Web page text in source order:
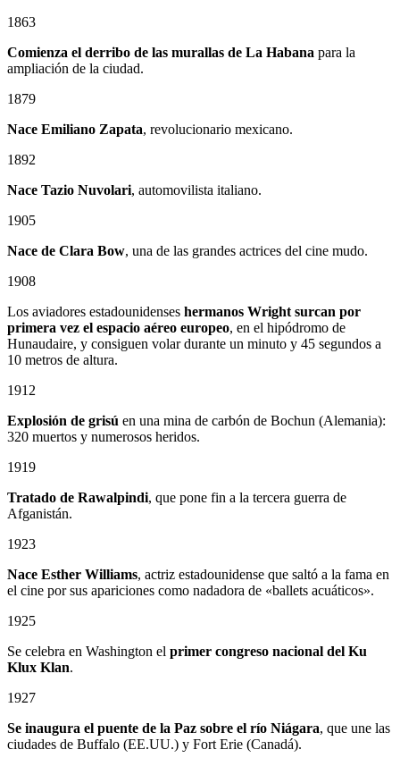
1863
Comienza el derribo de las murallas de La Habana para la
ampliación de la ciudad.
1879
Nace Emiliano Zapata, revolucionario mexicano.
1892
Nace Tazio Nuvolari, automovilista italiano.
1905
Nace de Clara Bow, una de las grandes actrices del cine mudo.
1908
Los aviadores estadounidenses hermanos Wright surcan por
primera vez el espacio aéreo europeo, en el hipódromo de
Hunaudaire, y consiguen volar durante un minuto y 45 segundos a
10 metros de altura.
1912
Explosión de grisú en una mina de carbón de Bochun (Alemania):
320 muertos y numerosos heridos.
1919
Tratado de Rawalpindi, que pone fin a la tercera guerra de
Afganistán.
1923
Nace Esther Williams, actriz estadounidense que saltó a la fama en
el cine por sus apariciones como nadadora de «ballets acuáticos».
1925
Se celebra en Washington el primer congreso nacional del Ku
Klux Klan.
1927
Se inaugura el puente de la Paz sobre el río Niágara, que une las
ciudades de Buffalo (EE.UU.) y Fort Erie (Canadá).